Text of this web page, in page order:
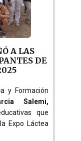
A LAS
DE
y Formación
Salemi,
que
Expo Láctea